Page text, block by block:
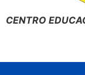
CENTRO